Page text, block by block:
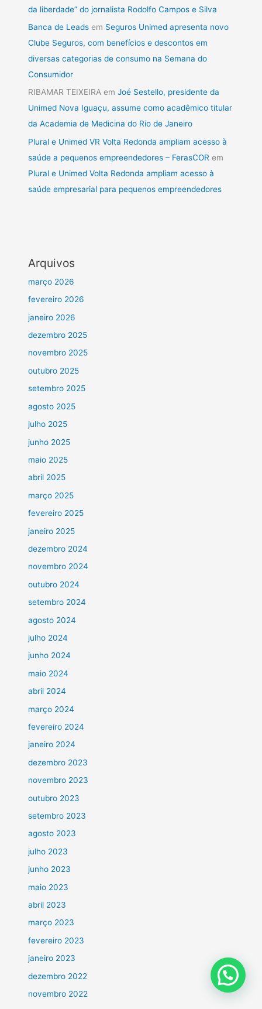
da liberdade” do jornalista Rodolfo Campos e Silva
Banca de Leads em Seguros Unimed apresenta novo
Clube Seguros, com benefícios e descontos em
diversas categorias de consumo na Semana do
Consumidor
RIBAMAR TEIXEIRA emJoé Sestello, presidente da
Unimed Nova Iguaçu, assume como acadêmico titular
da Academia de Medicina do Rio de Janeiro
Plural e Unimed VR Volta Redonda ampliam acesso à
saúde a pequenos empreendedores – FerasCOR em
Plural e Unimed Volta Redonda ampliam acesso à
saúde empresarial para pequenos empreendedores
Arquivos
março 2026
fevereiro 2026
janeiro 2026
dezembro 2025
novembro 2025
outubro 2025
setembro 2025
agosto 2025
julho 2025
junho 2025
maio 2025
abril 2025
março 2025
fevereiro 2025
janeiro 2025
dezembro 2024
novembro 2024
outubro 2024
setembro 2024
agosto 2024
julho 2024
junho 2024
maio 2024
abril 2024
março 2024
fevereiro 2024
janeiro 2024
dezembro 2023
novembro 2023
outubro 2023
setembro 2023
agosto 2023
julho 2023
junho 2023
maio 2023
abril 2023
março 2023
fevereiro 2023
janeiro 2023
dezembro 2022
novembro 2022